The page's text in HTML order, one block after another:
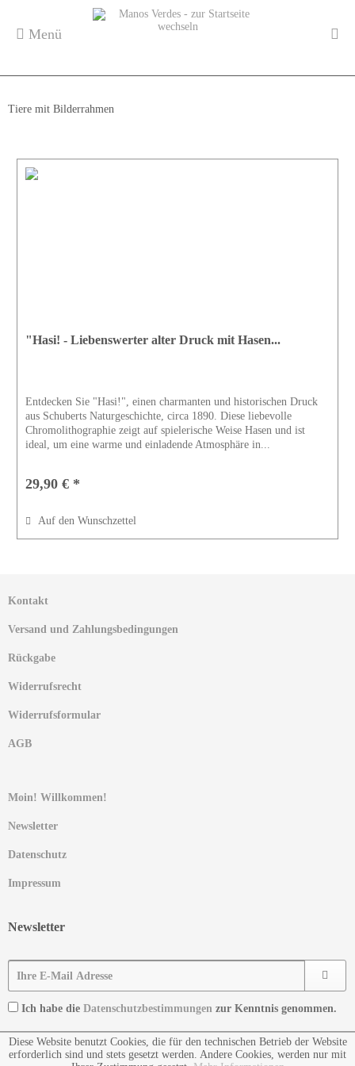
Menü
Tiere mit Bilderrahmen
"Hasi! - Liebenswerter alter Druck mit Hasen...
Entdecken Sie "Hasi!", einen charmanten und historischen Druck
aus Schuberts Naturgeschichte, circa 1890. Diese liebevolle
Chromolithographie zeigt auf spielerische Weise Hasen und ist
ideal, um eine warme und einladende Atmosphäre in...
29,90 € *
Auf den Wunschzettel
Kontakt
Versand und Zahlungsbedingungen
Rückgabe
Widerrufsrecht
Widerrufsformular
AGB
Moin! Willkommen!
Newsletter
Datenschutz
Impressum
Newsletter
Ich habe die Datenschutzbestimmungen zur Kenntnis genommen.
Diese Website benutzt Cookies, die für den technischen Betrieb der Website
erforderlich sind und stets gesetzt werden. Andere Cookies, werden nur mit